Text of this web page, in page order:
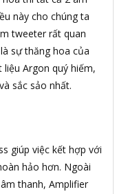
này cho chúng ta
tweeter rất quan
sự thăng hoa của
Argon quý hiếm,
sắc sảo nhất.
giúp việc kết hợp với
hảo hơn. Ngoài
thanh, Amplifier